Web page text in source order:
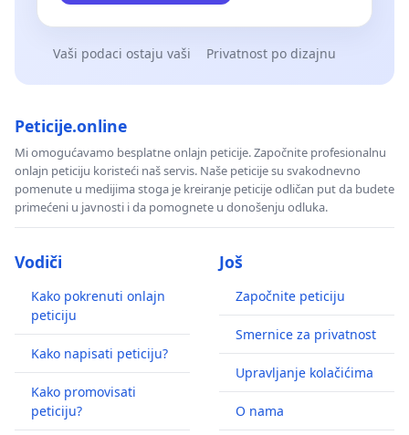
Vaši podaci ostaju vaši Privatnost po dizajnu
Peticije.online
Mi omogućavamo besplatne onlajn peticije. Započnite profesionalnu
onlajn peticiju koristeći naš servis. Naše peticije su svakodnevno
pomenute u medijima stoga je kreiranje peticije odličan put da budete
primećeni u javnosti i da pomognete u donošenju odluka.
Vodiči
Kako pokrenuti onlajn
peticiju
Kako napisati peticiju?
Kako promovisati
peticiju?
Još
Započnite peticiju
Smernice za privatnost
Upravljanje kolačićima
O nama